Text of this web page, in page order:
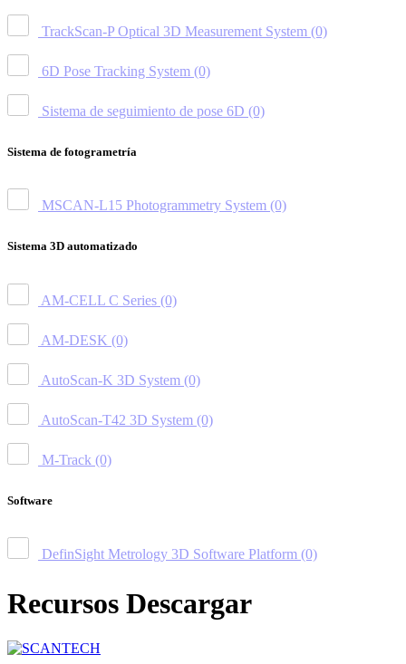
TrackScan-P Optical 3D Measurement System (0)
6D Pose Tracking System (0)
Sistema de seguimiento de pose 6D (0)
Sistema de fotogrametría
MSCAN-L15 Photogrammetry System (0)
Sistema 3D automatizado
AM-CELL C Series (0)
AM-DESK (0)
AutoScan-K 3D System (0)
AutoScan-T42 3D System (0)
M-Track (0)
Software
DefinSight Metrology 3D Software Platform (0)
Recursos Descargar